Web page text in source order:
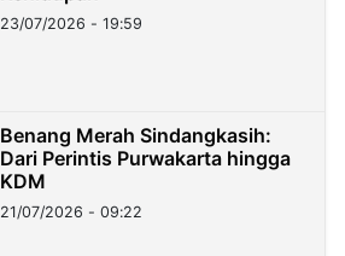
23/07/2026 - 19:59
Benang Merah Sindangkasih:
Dari Perintis Purwakarta hingga
KDM
21/07/2026 - 09:22